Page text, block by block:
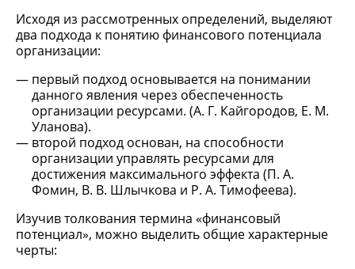
Исходя из рассмотренных определений, выделяют
два подхода к понятию финансового потенциала
организации:
первый подход основывается на понимании
данного явления через обеспеченность
организации ресурсами. (А. Г. Кайгородов, Е. М.
Уланова).
второй подход основан, на способности
организации управлять ресурсами для
достижения максимального эффекта (П. А.
Фомин, В. В. Шлычкова и Р. А. Тимофеева).
Изучив толкования термина «финансовый
потенциал», можно выделить общие характерные
черты: